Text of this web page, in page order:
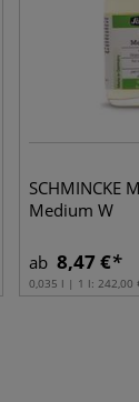
SCHMINCKE
Medium W
ab 8,47 €
0,035 l | 1 l: 242,00